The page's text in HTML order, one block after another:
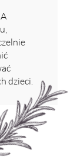
dzieci.